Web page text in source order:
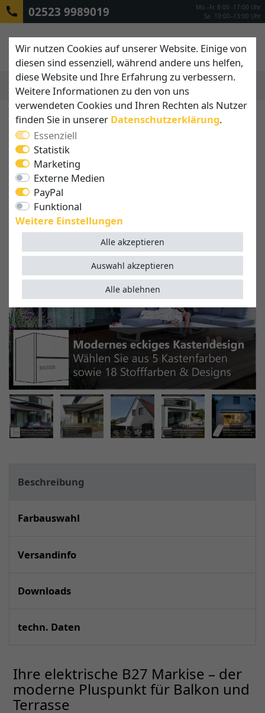
02523 9989019
Mo.–Fr. 8:00 -17:00 Uhr
Sa. 10:00–13:00 Uhr
Beschreibung
Farbauswahl
Versandinfo
Downloads
techn. Daten
Ihre elektrische B27 Markise – der
moderne Pluspunkt für Balkon und
Terrasse
Wir nutzen Cookies auf unserer Website. Einige von
diesen sind essenziell, während andere uns helfen,
diese Website und Ihre Erfahrung zu verbessern.
Weitere Informationen zu den von uns
verwendeten Cookies und Ihren Rechten als Nutzer
finden Sie in unserer Daten­schutz­erklärung.
Essenziell
Statistik
Marketing
Externe Medien
PayPal
Funktional
Weitere Einstellungen
Alle akzeptieren
Alle ablehnen
Auswahl akzeptieren